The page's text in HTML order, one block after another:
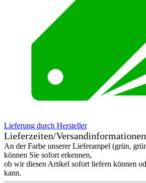
Lieferung durch Hersteller
Lieferzeiten/Versandinformationen
An der Farbe unserer Lieferampel (grün,
können Sie sofort erkennen,
ob wir diesen Artikel sofort liefern können
kann.